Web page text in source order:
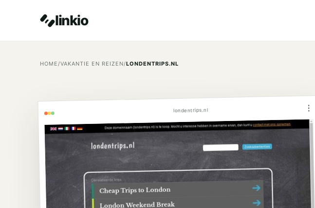
linkio
HOME/VAKANTIE EN REIZEN/LONDENTRIPS.NL
londentrips.nl ⋮